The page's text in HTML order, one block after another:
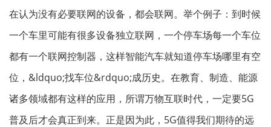
在认为没有必要联网的设备，都会联网。举个例子：到时候
一个车里可能有很多设备独立联网，一个停车场每一个车位
都有一个联网控制器，这样智能汽车就知道停车场哪里有空
位，&ldquo;找车位&rdquo;成历史。在教育、制造、能源
诸多领域都有这样的应用，所谓万物互联时代，一定要5G
普及后才会真正到来。正是因为此，5G值得我们期待的远